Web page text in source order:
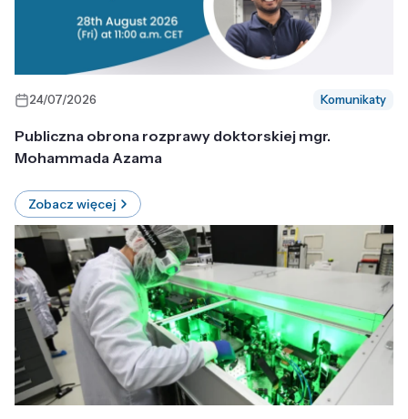
24/07/2026 Komunikaty
Publiczna obrona rozprawy doktorskiej mgr.
Mohammada Azama
Zobacz więcej